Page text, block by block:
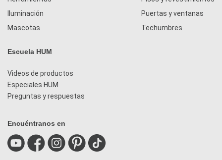
Iluminación
Mascotas
Puertas y ventanas
Techumbres
Escuela HUM
Videos de productos
Especiales HUM
Preguntas y respuestas
Encuéntranos en